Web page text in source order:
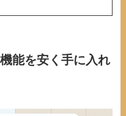
能を安く手に入れ